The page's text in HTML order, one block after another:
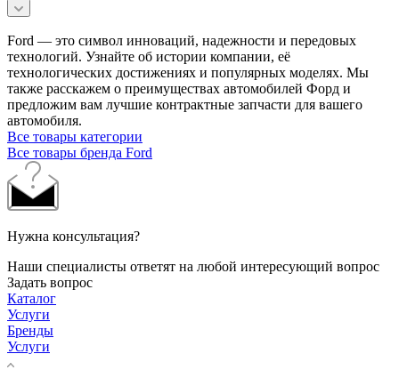
Ford — это символ инноваций, надежности и передовых
технологий. Узнайте об истории компании, её
технологических достижениях и популярных моделях. Мы
также расскажем о преимуществах автомобилей Форд и
предложим вам лучшие контрактные запчасти для вашего
автомобиля.
Все товары категории
Все товары бренда Ford
Нужна консультация?
Наши специалисты ответят на любой интересующий вопрос
Задать вопрос
Каталог
Услуги
Бренды
Услуги